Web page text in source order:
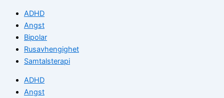
ADHD
Angst
Bipolar
Rusavhengighet
Samtalsterapi
ADHD
Angst